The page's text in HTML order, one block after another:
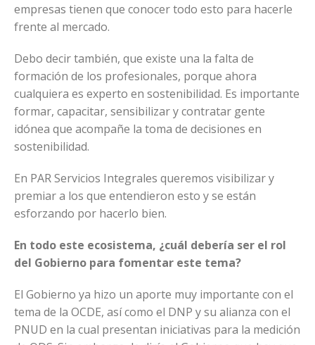
empresas tienen que conocer todo esto para hacerle
frente al mercado.
Debo decir también, que existe una la falta de
formación de los profesionales, porque ahora
cualquiera es experto en sostenibilidad. Es importante
formar, capacitar, sensibilizar y contratar gente
idónea que acompañe la toma de decisiones en
sostenibilidad.
En PAR Servicios Integrales queremos visibilizar y
premiar a los que entendieron esto y se están
esforzando por hacerlo bien.
En todo este ecosistema, ¿cuál debería ser el rol
del Gobierno para fomentar este tema?
El Gobierno ya hizo un aporte muy importante con el
tema de la OCDE, así como el DNP y su alianza con el
PNUD en la cual presentan iniciativas para la medición